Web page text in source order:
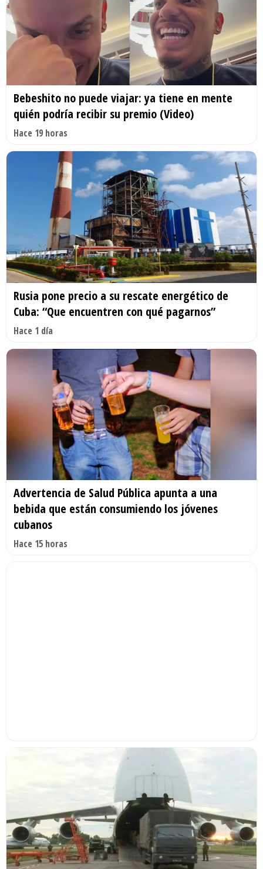
Bebeshito no puede viajar: ya tiene en mente
quién podría recibir su premio (Video)
Hace 19 horas
Rusia pone precio a su rescate energético de
Cuba: “Que encuentren con qué pagarnos”
Hace 1 día
Advertencia de Salud Pública apunta a una
bebida que están consumiendo los jóvenes
cubanos
Hace 15 horas